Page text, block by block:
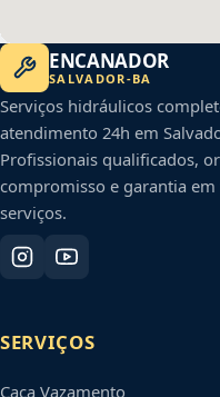
ENCANADOR
SALVADOR-BA
Serviços hidráulicos
atendimento 24h em
Profissionais qualificados,
compromisso e garantia em
serviços.
SERVIÇOS
Caça Vazamento